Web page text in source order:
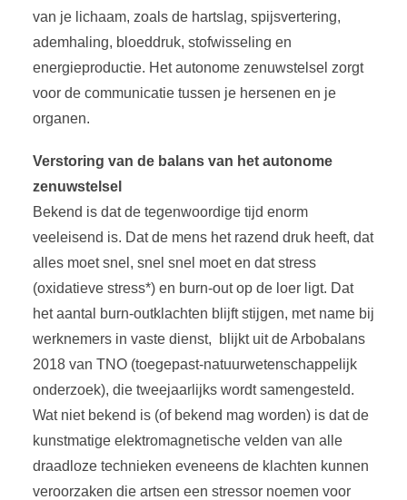
van je lichaam, zoals de hartslag, spijsvertering,
ademhaling, bloeddruk, stofwisseling en
energieproductie. Het autonome zenuwstelsel zorgt
voor de communicatie tussen je hersenen en je
organen.
Verstoring van de balans van het autonome
zenuwstelsel
Bekend is dat de tegenwoordige tijd enorm
veeleisend is. Dat de mens het razend druk heeft, dat
alles moet snel, snel snel moet en dat stress
(oxidatieve stress*) en burn-out op de loer ligt. Dat
het aantal burn-outklachten blijft stijgen, met name bij
werknemers in vaste dienst, blijkt uit de Arbobalans
2018 van TNO (toegepast-natuurwetenschappelijk
onderzoek), die tweejaarlijks wordt samengesteld.
Wat niet bekend is (of bekend mag worden) is dat de
kunstmatige elektromagnetische velden van alle
draadloze technieken eveneens de klachten kunnen
veroorzaken die artsen een stressor noemen voor